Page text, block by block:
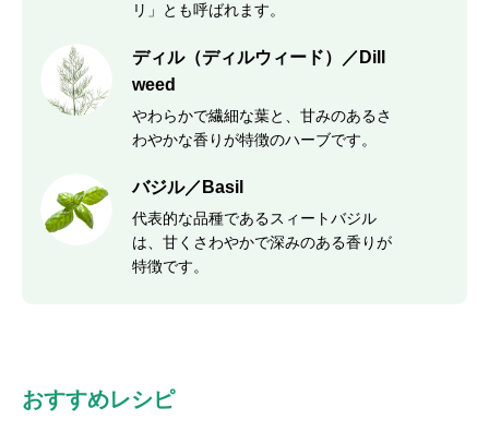
リ」とも呼ばれます。
ディル（ディルウィード）／Dill
weed
やわらかで繊細な葉と、甘みのあるさ
わやかな香りが特徴のハーブです。
バジル／Basil
代表的な品種であるスィートバジル
は、甘くさわやかで深みのある香りが
特徴です。
おすすめレシピ